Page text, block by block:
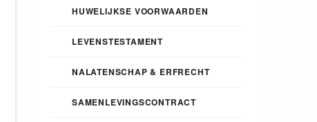
HUWELIJKSE VOORWAARDEN
LEVENSTESTAMENT
NALATENSCHAP & ERFRECHT
SAMENLEVINGSCONTRACT